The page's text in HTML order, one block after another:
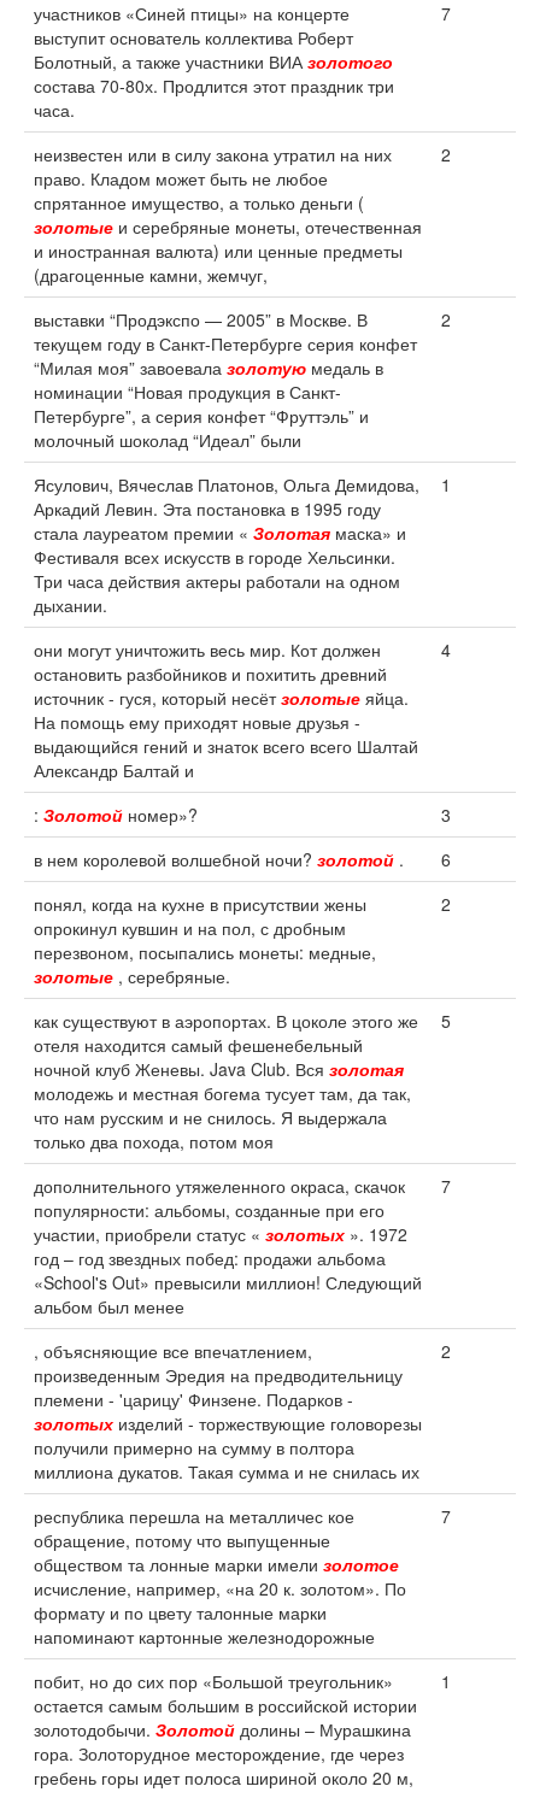
участников «Синей птицы» на концерте
выступит основатель коллектива Роберт
Болотный, а также участники ВИАзолотого
состава 70-80х. Продлится этот праздник три
часа.
7
неизвестен или в силу закона утратил на них
право. Кладом может быть не любое
спрятанное имущество, а только деньги (
золотые и серебряные монеты, отечественная
и иностранная валюта) или ценные предметы
(драгоценные камни, жемчуг,
2
выставки “Продэкспо — 2005” в Москве. В
текущем году в Санкт-Петербурге серия конфет
“Милая моя” завоевала золотую медаль в
номинации “Новая продукция в Санкт-
Петербурге”, а серия конфет “Фруттэль” и
молочный шоколад “Идеал” были
2
Ясулович, Вячеслав Платонов, Ольга Демидова,
Аркадий Левин. Эта постановка в 1995 году
стала лауреатом премии « Золотая маска» и
Фестиваля всех искусств в городе Хельсинки.
Три часа действия актеры работали на одном
дыхании.
1
они могут уничтожить весь мир. Кот должен
остановить разбойников и похитить древний
источник - гуся, который несётзолотые яйца.
На помощь ему приходят новые друзья -
выдающийся гений и знаток всего всего Шалтай
Александр Балтай и
4
: Золотой номер»?
3
в нем королевой волшебной ночи? золотой .
6
понял, когда на кухне в присутствии жены
опрокинул кувшин и на пол, с дробным
перезвоном, посыпались монеты: медные,
золотые , серебряные.
2
как существуют в аэропортах. В цоколе этого же
отеля находится самый фешенебельный
ночной клуб Женевы. Java Club. Вся золотая
молодежь и местная богема тусует там, да так,
что нам русским и не снилось. Я выдержала
только два похода, потом моя
5
дополнительного утяжеленного окраса, скачок
популярности: альбомы, созданные при его
участии, приобрели статус « золотых ». 1972
год – год звездных побед: продажи альбома
«School's Out» превысили миллион! Следующий
альбом был менее
7
, объясняющие все впечатлением,
произведенным Эредия на предводительницу
племени - 'царицу' Финзене. Подарков -
золотых изделий - торжествующие головорезы
получили примерно на сумму в полтора
миллиона дукатов. Такая сумма и не снилась их
2
республика перешла на металличес кое
обращение, потому что выпущенные
обществом та лонные марки имели золотое
исчисление, например, «на 20 к. золотом». По
формату и по цвету талонные марки
напоминают картонные железнодорожные
7
побит, но до сих пор «Большой треугольник»
остается самым большим в российской истории
золотодобычи. Золотой долины – Мурашкина
гора. Золоторудное месторождение, где через
гребень горы идет полоса шириной около 20 м,
1